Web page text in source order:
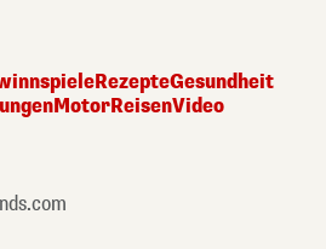
RezepteGesundheit
MotorReisenVideo